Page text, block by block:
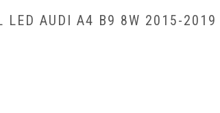
LED AUDI A4 B9 8W 2015-2019